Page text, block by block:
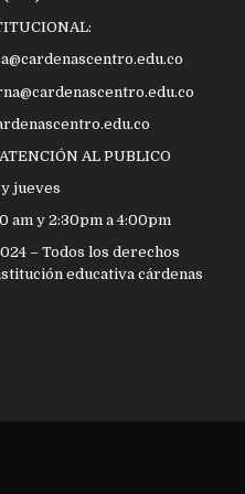
AL PUBLICO
jueves
am y 2:30pm a 4:00pm
– Todos los derechos
educativa cárdenas